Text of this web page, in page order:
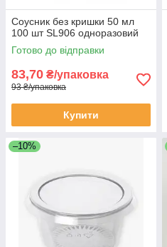
Соусник без кришки 50 мл
100 шт SL906 одноразовий
Готово до відправки
83,70 ₴/упаковка
93 ₴/упаковка
Купити
–10%